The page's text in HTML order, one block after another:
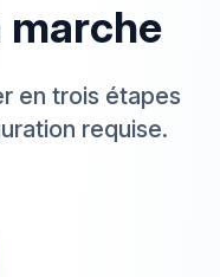
marche
en trois étapes
requise.